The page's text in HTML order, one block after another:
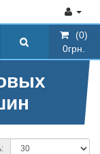
(0)
0грн.